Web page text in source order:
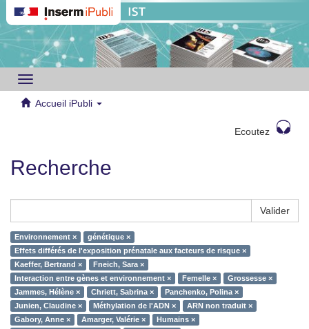
Toggle
navigation
Accueil iPubli
Ecoutez
Recherche
Valider
Environnement ×
génétique ×
Effets différés de l'exposition prénatale aux facteurs de risque ×
Kaeffer, Bertrand ×
Fneich, Sara ×
Interaction entre gènes et environnement ×
Femelle ×
Grossesse ×
Jammes, Hélène ×
Chriett, Sabrina ×
Panchenko, Polina ×
Junien, Claudine ×
Méthylation de l'ADN ×
ARN non traduit ×
Gabory, Anne ×
Amarger, Valérie ×
Humains ×